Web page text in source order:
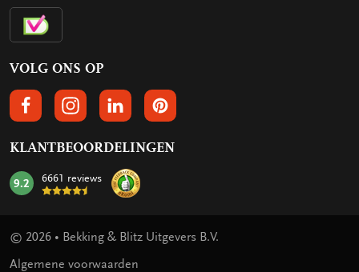
VOLG ONS OP
VOLGS ONS OP FACEBOOK
VOLG ONS OP INSTAGRAM
VOLG ONS OP LINKEDIN
VOLG ONS OP PINTEREST
KLANTBEOORDELINGEN
mark:
9.2 6661 reviews
© 2026 • Bekking & Blitz Uitgevers B.V.
Algemene voorwaarden